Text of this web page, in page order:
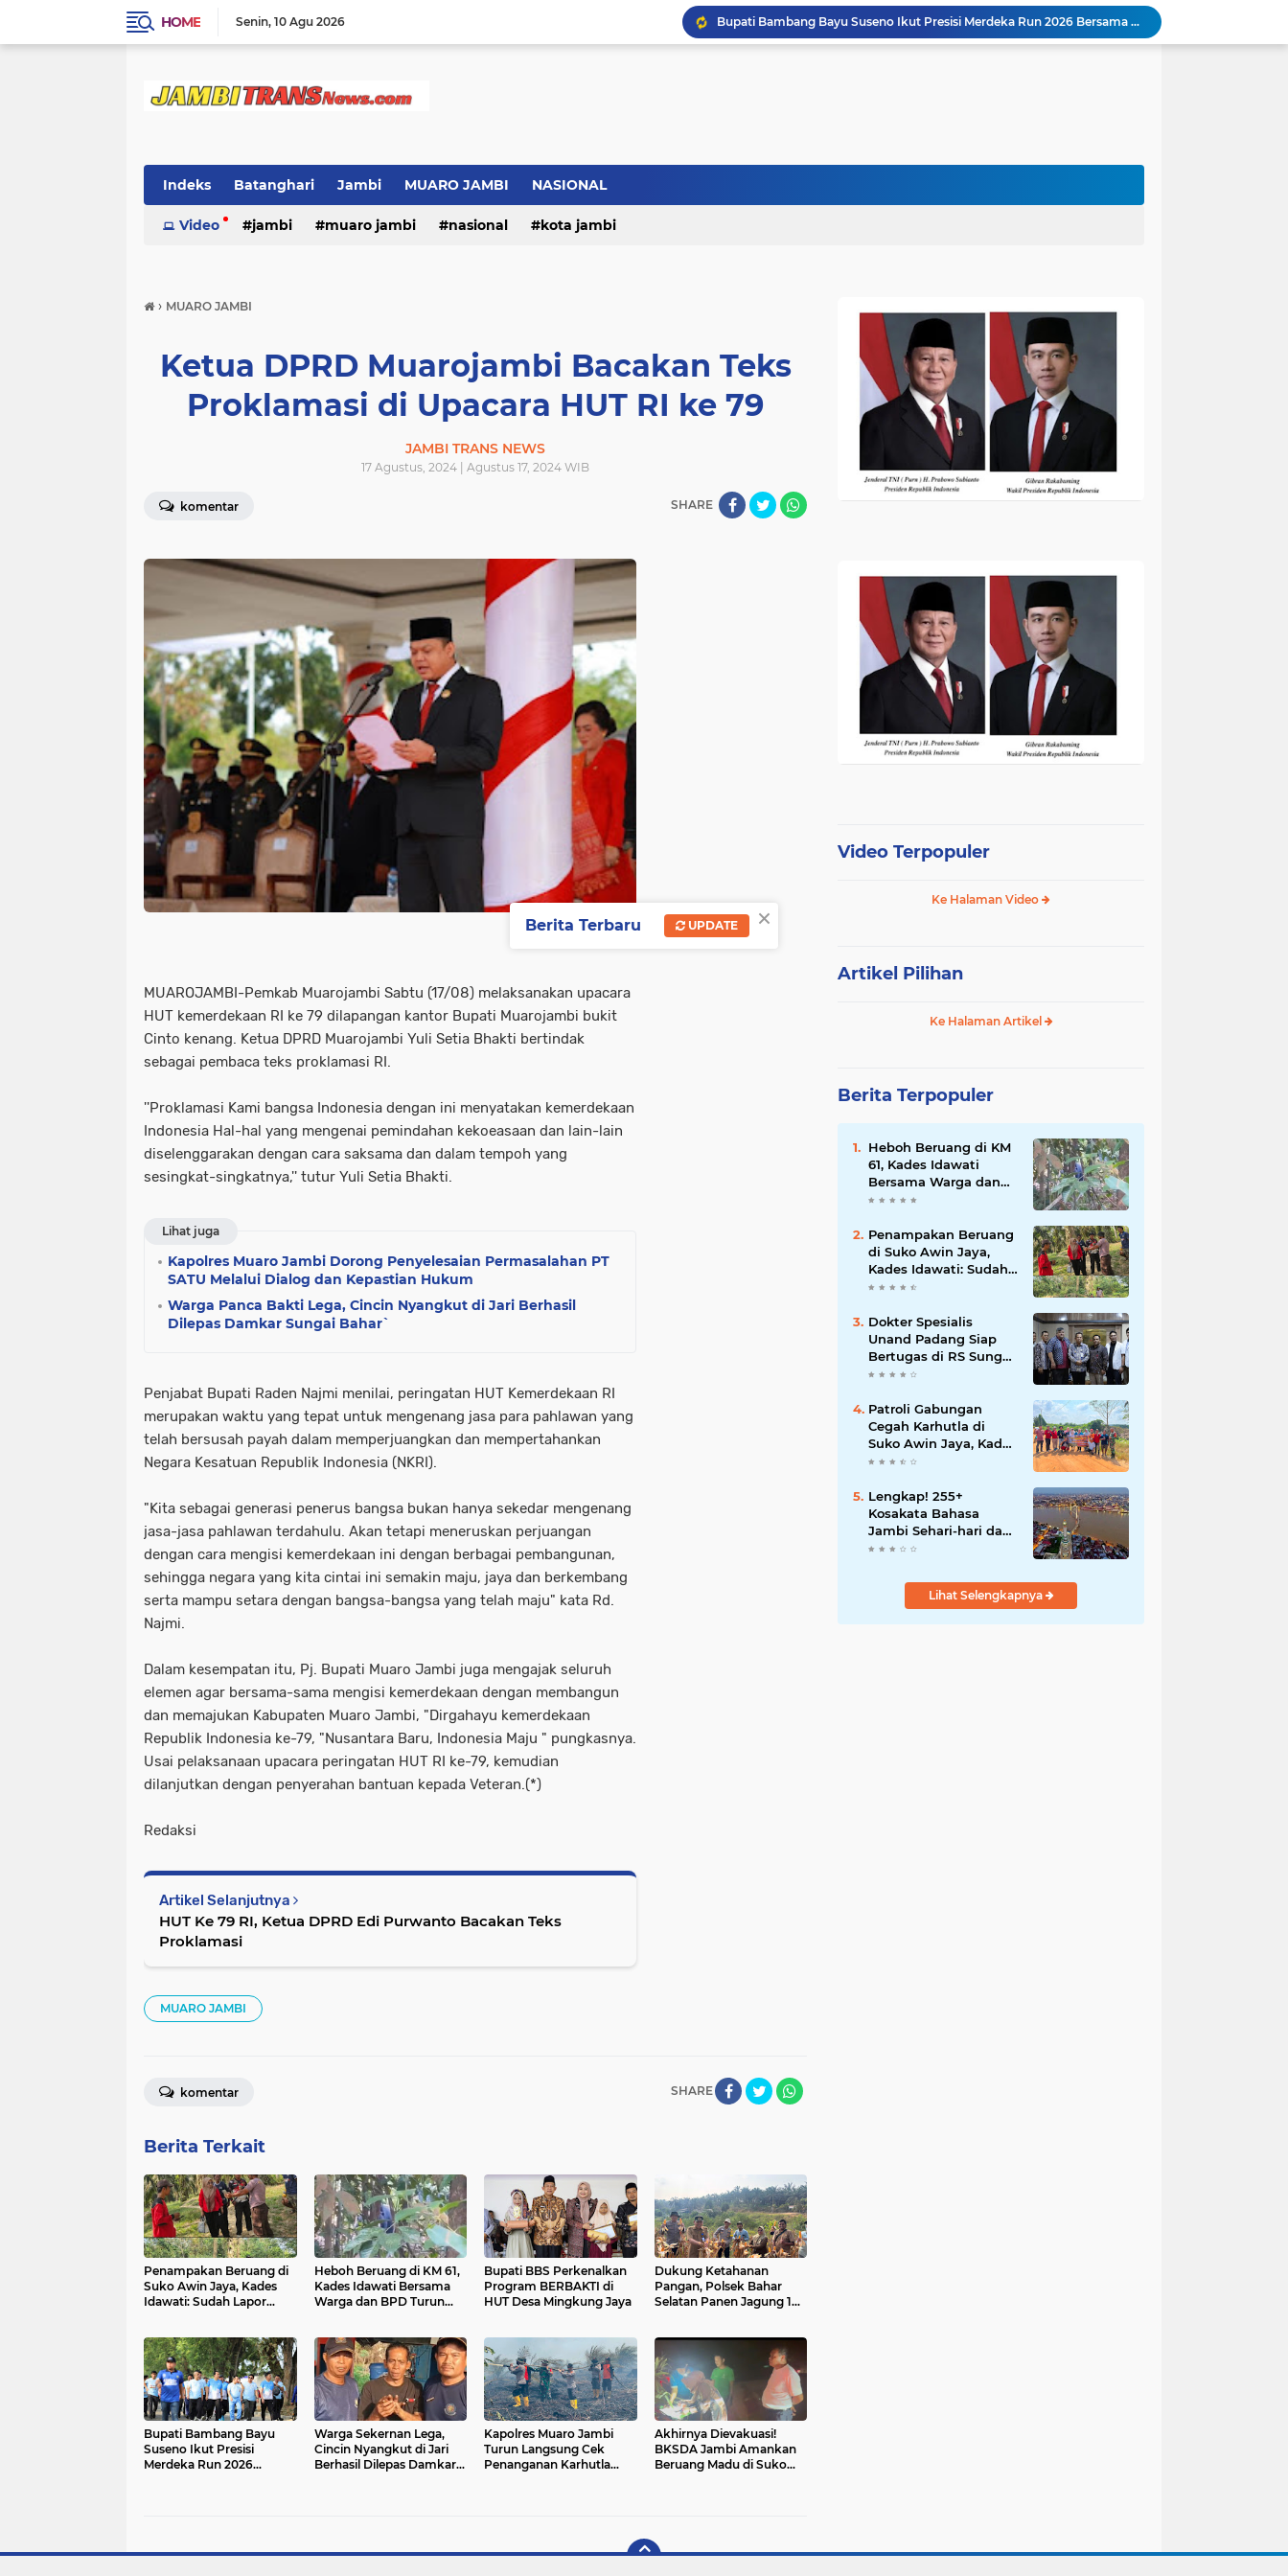
HOME Senin 10 Agu 2026
Bupati Bambang Bayu Suseno Ikut Presisi Merdeka Run 2026 Bersama Gubernur Al Haris dan 8.750 Peserta
Warga Sekernan Lega, Cincin Nyangkut di Jari Berhasil Dilepas Damkar MuaroJambi
Dokter Spesialis Unand Padang Siap Bertugas di RS Sungai Bahar, Bupati BBS Apresiasi`
Indeks Batanghari Jambi MUARO JAMBI NASIONAL
Video jambi muaro jambi nasional kota jambi
› MUARO JAMBI
Ketua DPRD Muarojambi Bacakan Teks
Proklamasi di Upacara HUT RI ke 79
JAMBI TRANS NEWS
17 Agustus, 2024 | Agustus 17, 2024 WIB
komentar SHARE
MUAROJAMBI-Pemkab Muarojambi Sabtu (17/08) melaksanakan upacara
HUT kemerdekaan RI ke 79 dilapangan kantor Bupati Muarojambi bukit
Cinto kenang. Ketua DPRD Muarojambi Yuli Setia Bhakti bertindak
sebagai pembaca teks proklamasi RI.
''Proklamasi Kami bangsa Indonesia dengan ini menyatakan kemerdekaan
Indonesia Hal-hal yang mengenai pemindahan kekoeasaan dan lain-lain
diselenggarakan dengan cara saksama dan dalam tempoh yang
sesingkat-singkatnya,'' tutur Yuli Setia Bhakti.
Lihat juga
Kapolres Muaro Jambi Dorong Penyelesaian Permasalahan PT
SATU Melalui Dialog dan Kepastian Hukum
Warga Panca Bakti Lega, Cincin Nyangkut di Jari Berhasil
Dilepas Damkar Sungai Bahar`
Penjabat Bupati Raden Najmi menilai, peringatan HUT Kemerdekaan RI
merupakan waktu yang tepat untuk mengenang jasa para pahlawan yang
telah bersusah payah dalam memperjuangkan dan mempertahankan
Negara Kesatuan Republik Indonesia (NKRI).
"Kita sebagai generasi penerus bangsa bukan hanya sekedar mengenang
jasa-jasa pahlawan terdahulu. Akan tetapi meneruskan perjuangan
dengan cara mengisi kemerdekaan ini dengan berbagai pembangunan,
sehingga negara yang kita cintai ini semakin maju, jaya dan berkembang
serta mampu setara dengan bangsa-bangsa yang telah maju" kata Rd.
Najmi.
Dalam kesempatan itu, Pj. Bupati Muaro Jambi juga mengajak seluruh
elemen agar bersama-sama mengisi kemerdekaan dengan membangun
dan memajukan Kabupaten Muaro Jambi, "Dirgahayu kemerdekaan
Republik Indonesia ke-79, "Nusantara Baru, Indonesia Maju " pungkasnya.
Usai pelaksanaan upacara peringatan HUT RI ke-79, kemudian
dilanjutkan dengan penyerahan bantuan kepada Veteran.(*)
Redaksi
Artikel Selanjutnya
HUT Ke 79 RI, Ketua DPRD Edi Purwanto Bacakan Teks
Proklamasi
MUARO JAMBI
SHARE
komentar
Berita Terkait
Penampakan Beruang di
Suko Awin Jaya, Kades
Idawati: Sudah Lapor
Heboh Beruang di KM 61,
Kades Idawati Bersama
Warga dan BPD Turun
Bupati BBS Perkenalkan
Program BERBAKTI di
HUT Desa Mingkung Jaya
Dukung Ketahanan
Pangan, Polsek Bahar
Selatan Panen Jagung 1
Bupati Bambang Bayu
Suseno Ikut Presisi
Merdeka Run 2026
Warga Sekernan Lega,
Cincin Nyangkut di Jari
Berhasil Dilepas Damkar
Kapolres Muaro Jambi
Turun Langsung Cek
Penanganan Karhutla
Akhirnya Dievakuasi!
BKSDA Jambi Amankan
Beruang Madu di Suko
Video Terpopuler
Ke Halaman Video
Artikel Pilihan
Ke Halaman Artikel
Berita Terpopuler
Heboh Beruang di KM
61, Kades Idawati
Bersama Warga dan
BPD Turun Langsung
Penampakan Beruang
di Suko Awin Jaya,
Kades Idawati: Sudah
Lapor BKSDA Jambi
Dokter Spesialis
Unand Padang Siap
Bertugas di RS Sungai
Bahar, Bupati BBS
Patroli Gabungan
Cegah Karhutla di
Suko Awin Jaya, Kades
Idawati Gandeng PT
Lengkap! 255+
Kosakata Bahasa
Jambi Sehari-hari dan
Artinya
Lihat Selengkapnya
×
Berita Terbaru UPDATE